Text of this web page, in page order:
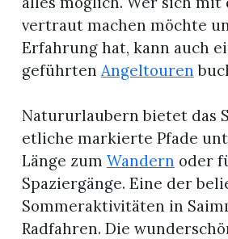
vertraut machen möchte
Erfahrung hat, kann auch
geführten Angeltouren
Natururlaubern bietet das
etliche markierte Pfade
Länge zum Wandern oder
Spaziergänge. Eine der
Sommeraktivitäten in
Radfahren. Die